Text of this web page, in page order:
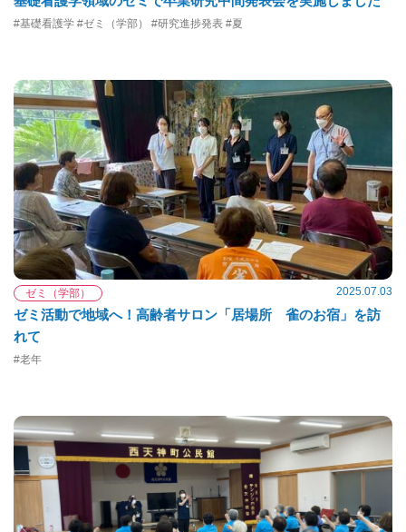
#基礎看護学 #ゼミ（学部） #研究進捗発表 #夏
ゼミ（学部） 2025.07.03
ゼミ活動で地域へ！高齢者サロン「居場所 雀のお宿」を訪
れて
#老年